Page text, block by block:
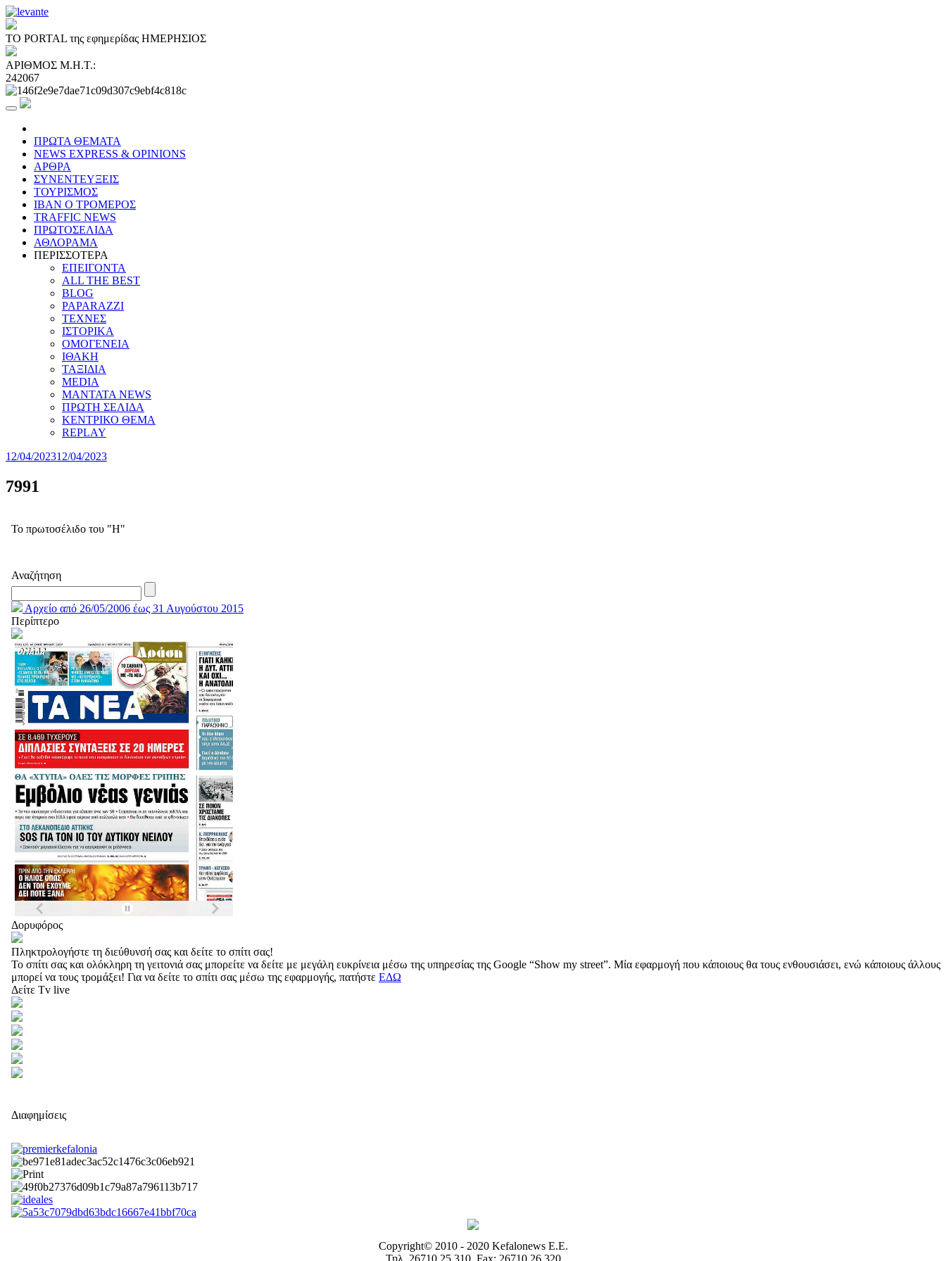
ΤΟ PORTAL της εφημερίδας ΗΜΕΡΗΣΙΟΣ
ΑΡΙΘΜΟΣ Μ.Η.Τ.:
242067
ΠΡΩΤΑ ΘΕΜΑΤΑ
NEWS EXPRESS & OPINIONS
ΑΡΘΡΑ
ΣΥΝΕΝΤΕΥΞΕΙΣ
ΤΟΥΡΙΣΜΟΣ
ΙΒΑΝ Ο ΤΡΟΜΕΡΟΣ
TRAFFIC NEWS
ΠΡΩΤΟΣΕΛΙΔΑ
ΑΘΛΟΡΑΜΑ
ΠΕΡΙΣΣΟΤΕΡΑ
ΕΠΕΙΓΟΝΤΑ
ALL THE BEST
BLOG
PAPARAZZI
ΤΕΧΝΕΣ
ΙΣΤΟΡΙΚΑ
ΟΜΟΓΕΝΕΙΑ
ΙΘΑΚΗ
ΤΑΞΙΔΙΑ
MEDIA
MANTATA NEWS
ΠΡΩΤΗ ΣΕΛΙΔΑ
ΚΕΝΤΡΙΚΟ ΘΕΜΑ
REPLAY
12/04/202312/04/2023
7991
Το πρωτοσέλιδο του "Η"
Αναζήτηση
Αρχείο από 26/05/2006 έως 31 Αυγούστου 2015
Περίπτερο
Δορυφόρος
Πληκτρολογήστε τη διεύθυνσή σας και δείτε το σπίτι σας!
Το σπίτι σας και ολόκληρη τη γειτονιά σας μπορείτε να δείτε με μεγάλη ευκρίνεια μέσω της υπηρεσίας της Google “Show my street”. Μία εφαρμογή που κάποιους θα τους ενθουσιάσει, ενώ κάποιους άλλους
μπορεί να τους τρομάξει! Για να δείτε το σπίτι σας μέσω της εφαρμογής, πατήστε ΕΔΩ
Δείτε Tv live
Διαφημίσεις
Copyright© 2010 - 2020 Kefalonews Ε.E.
Τηλ. 26710 25.310, Fax: 26710 26.320